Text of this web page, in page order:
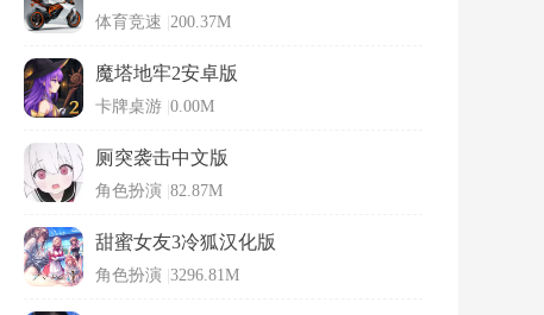
体育竞速 200.37M
魔塔地牢2安卓版
卡牌桌游 0.00M
厕突袭击中文版
角色扮演 82.87M
甜蜜女友3冷狐汉化版
角色扮演 3296.81M